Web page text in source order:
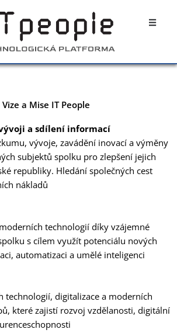
Open
Vize a Mise IT People
a sdílení informací
vývoje, zavádění inovací a výměny
subjektů spolku pro zlepšení jejich
republiky. Hledání společných cest
nákladů
technologií díky vzájemné
s cílem využít potenciálu nových
automatizaci a umělé inteligenci
technologií, digitalizace a moderních
které zajistí rozvoj vzdělanosti, digitální